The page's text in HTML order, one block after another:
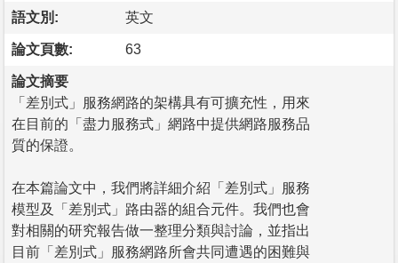
語文別: 英文
論文頁數: 63
論文摘要
「差別式」服務網路的架構具有可擴充性，用來
在目前的「盡力服務式」網路中提供網路服務品
質的保證。
在本篇論文中，我們將詳細介紹「差別式」服務
模型及「差別式」路由器的組合元件。我們也會
對相關的研究報告做一整理分類與討論，並指出
目前「差別式」服務網路所會共同遭遇的困難與